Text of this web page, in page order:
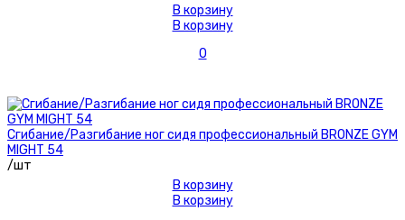
В корзину
В корзину
0
Сгибание/Разгибание ног сидя профессиональный BRONZE GYM
MIGHT 54
/шт
В корзину
В корзину